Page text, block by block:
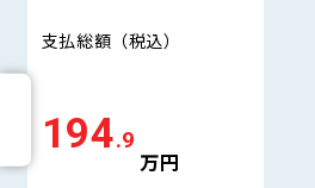
支払総額 （税込）
194.9
万円